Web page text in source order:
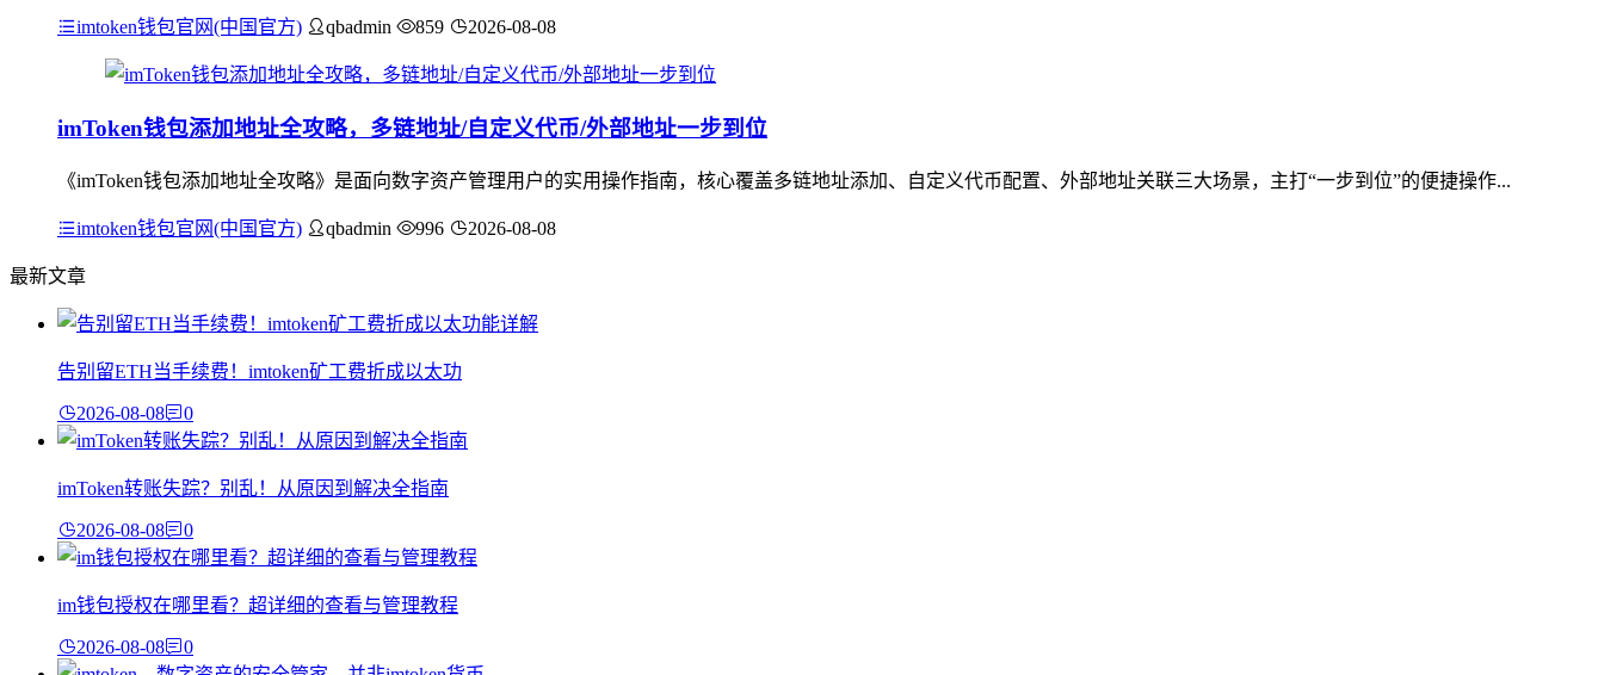
imtoken钱包官网(中国官方) qbadmin 859 2026-08-08
imToken钱包添加地址全攻略，多链地址/自定义代币/外部地址一步到位
《imToken钱包添加地址全攻略》是面向数字资产管理用户的实用操作指南，核心覆盖多链地址添加、自定义代币配置、外部地址关联三大场景，主打“一步到位”的便捷操作...
imtoken钱包官网(中国官方) qbadmin 996 2026-08-08
最新文章
告别留ETH当手续费！imtoken矿工费折成以太功
2026-08-08 0
imToken转账失踪？别乱！从原因到解决全指南
2026-08-08 0
im钱包授权在哪里看？超详细的查看与管理教程
2026-08-08 0